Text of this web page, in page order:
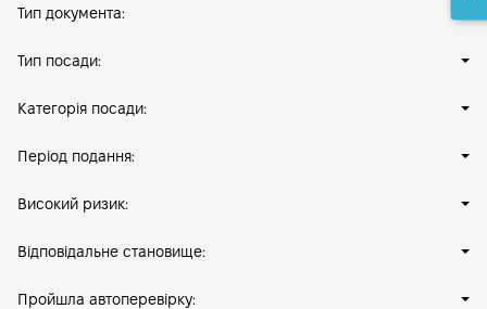
Тип документа:
Тип посади:
Категорія посади:
Період подання:
Високий ризик:
Відповідальне становище:
Пройшла автоперевірку: